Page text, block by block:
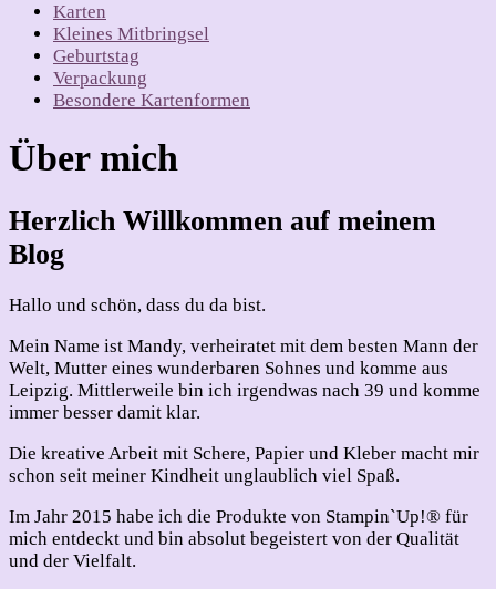
Karten
Kleines Mitbringsel
Geburtstag
Verpackung
Besondere Kartenformen
Über mich
Herzlich Willkommen auf meinem
Blog
Hallo und schön, dass du da bist.
Mein Name ist Mandy, verheiratet mit dem besten Mann der
Welt, Mutter eines wunderbaren Sohnes und komme aus
Leipzig. Mittlerweile bin ich irgendwas nach 39 und komme
immer besser damit klar.
Die kreative Arbeit mit Schere, Papier und Kleber macht mir
schon seit meiner Kindheit unglaublich viel Spaß.
Im Jahr 2015 habe ich die Produkte von Stampin`Up!® für
mich entdeckt und bin absolut begeistert von der Qualität
und der Vielfalt.